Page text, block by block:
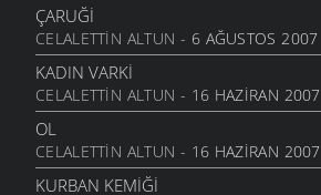
ÇARUĞI
CELALETTIN ALTUN - 6 AĞUSTOS 2007
KADIN VARKI
CELALETTIN ALTUN - 16 HAZIRAN 2007
OL
CELALETTIN ALTUN - 16 HAZIRAN 2007
KURBAN KEMIĞI